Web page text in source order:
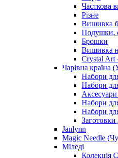
Часткова
Різне
Вишивка
Подушки,
Брошки
Вишивка
Crystal Art
Чарівна країна
Набори
Набори
Аксесуари
Набори
Набори
Janlynn
Magic Needle
Міледі
Колекція